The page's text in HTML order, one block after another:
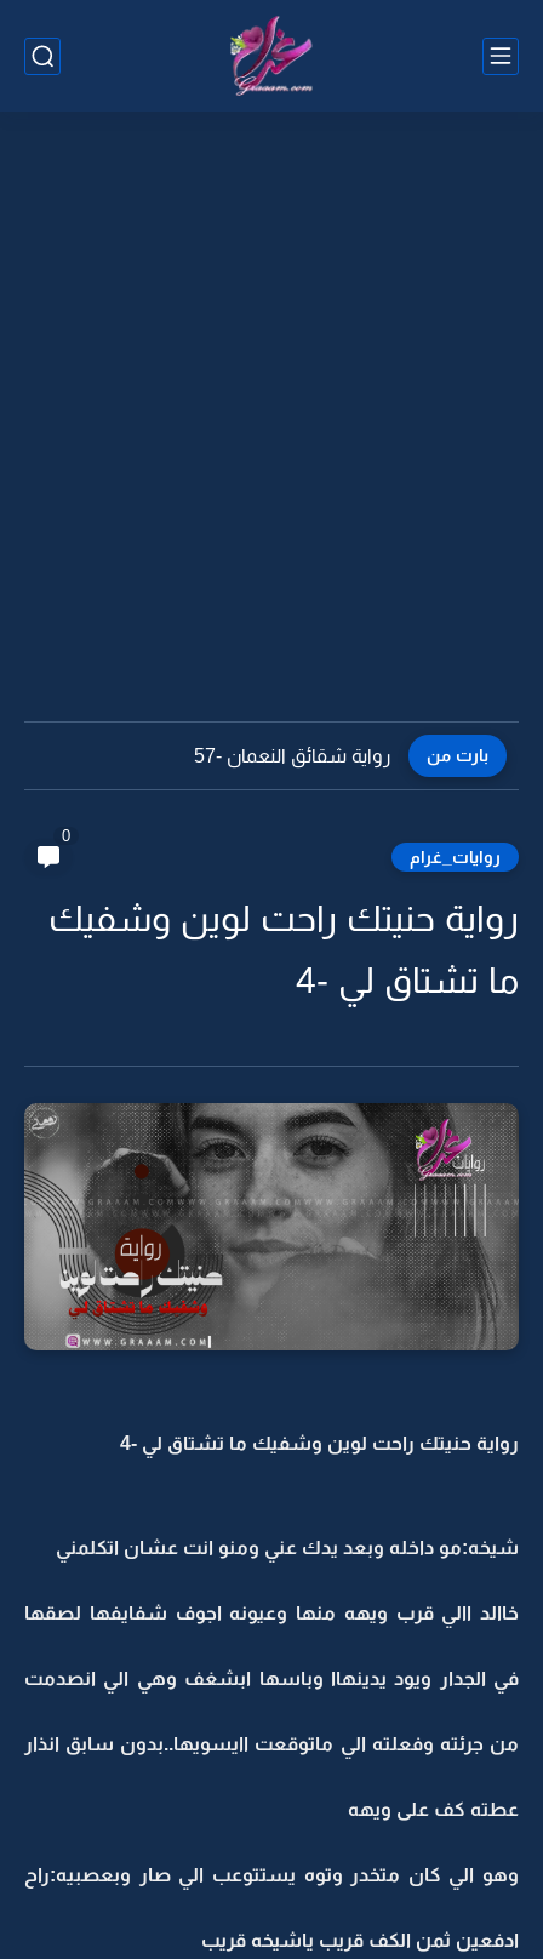
بارت من رواية شقائق النعمان -56
روايات_غرام
0
رواية حنيتك راحت لوين وشفيك
ما تشتاق لي -4
رواية حنيتك راحت لوين وشفيك ما تشتاق لي -4
شيخه:مو داخله وبعد يدك عني ومنو انت عشان اتكلمني
خاالد االي قرب ويهه منها وعيونه اجوف شفايفها لصقها
في الجدار ويود يدينهاا وباسها ابشغف وهي الي انصدمت
من جرئته وفعلته الي ماتوقعت اايسويها..بدون سابق انذار
عطته كف على ويهه
وهو الي كان متخدر وتوه يستتوعب الي صار وبعصبيه:راح
ادفعين ثمن الكف قريب ياشيخه قريب